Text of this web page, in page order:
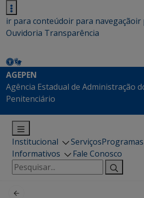
ir para conteúdoir para navegaçãoir
Ouvidoria Transparência
AGEPEN
Agência Estadual de Administração
Penitenciário
Institucional Serviços
Informativos
Fale Conosco
Pesquisar
por: